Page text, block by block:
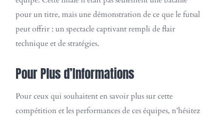
pour un titre, mais une démonstration de ce que le futsal
peut offrir : un spectacle captivant rempli de flair
technique et de stratégies.
Pour Plus d’Informations
Pour ceux qui souhaitent en savoir plus sur cette
compétition et les performances de ces équipes, n’hésitez